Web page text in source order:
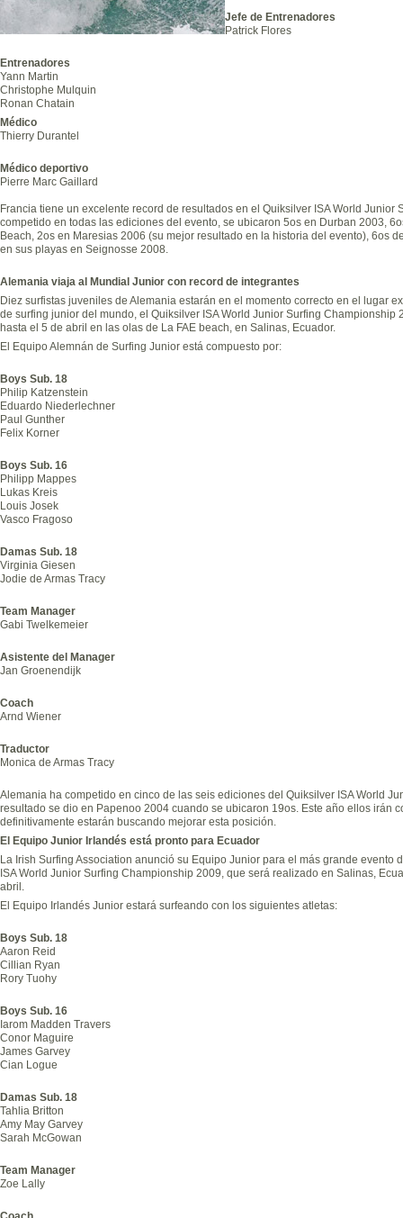
Jefe de Entrenadores
Patrick Flores
Entrenadores
Yann Martin
Christophe Mulquin
Ronan Chatain
Médico
Thierry Durantel
Médico deportivo
Pierre Marc Gaillard
Francia tiene un excelente record de resultados en el Quiksilver ISA World Junior
competido en todas las ediciones del evento, se ubicaron 5os en Durban 2003,
Beach, 2os en Maresias 2006 (su mejor resultado en la historia del evento), 6os
en sus playas en Seignosse 2008.
Alemania viaja al Mundial Junior con record de integrantes
Diez surfistas juveniles de Alemania estarán en el momento correcto en el lugar
de surfing junior del mundo, el Quiksilver ISA World Junior Surfing Championship
hasta el 5 de abril en las olas de La FAE beach, en Salinas, Ecuador.
El Equipo Alemnán de Surfing Junior está compuesto por:
Boys Sub. 18
Philip Katzenstein
Eduardo Niederlechner
Paul Gunther
Felix Korner
Boys Sub. 16
Philipp Mappes
Lukas Kreis
Louis Josek
Vasco Fragoso
Damas Sub. 18
Virginia Giesen
Jodie de Armas Tracy
Team Manager
Gabi Twelkemeier
Asistente del Manager
Jan Groenendijk
Coach
Arnd Wiener
Traductor
Monica de Armas Tracy
Alemania ha competido en cinco de las seis ediciones del Quiksilver ISA World
resultado se dio en Papenoo 2004 cuando se ubicaron 19os. Este año ellos irán
definitivamente estarán buscando mejorar esta posición.
El Equipo Junior Irlandés está pronto para Ecuador
La Irish Surfing Association anunció su Equipo Junior para el más grande evento
ISA World Junior Surfing Championship 2009, que será realizado en Salinas,
abril.
El Equipo Irlandés Junior estará surfeando con los siguientes atletas:
Boys Sub. 18
Aaron Reid
Cillian Ryan
Rory Tuohy
Boys Sub. 16
Iarom Madden Travers
Conor Maguire
James Garvey
Cian Logue
Damas Sub. 18
Tahlia Britton
Amy May Garvey
Sarah McGowan
Team Manager
Zoe Lally